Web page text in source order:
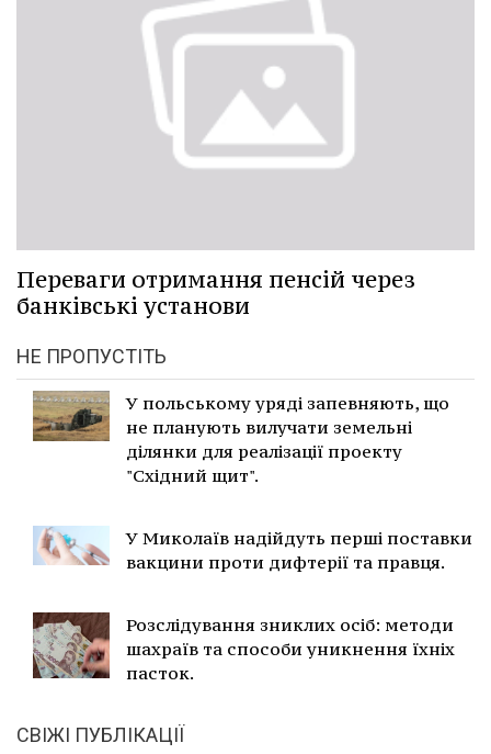
Переваги отримання пенсій через
банківські установи
НЕ ПРОПУСТІТЬ
У польському уряді запевняють, що
не планують вилучати земельні
ділянки для реалізації проекту
"Східний щит".
У Миколаїв надійдуть перші поставки
вакцини проти дифтерії та правця.
Розслідування зниклих осіб: методи
шахраїв та способи уникнення їхніх
пасток.
СВІЖІ ПУБЛІКАЦІЇ